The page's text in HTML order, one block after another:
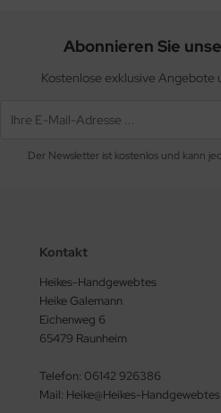
Abonnieren Sie
Kostenlose exklusive
Der Newsletter ist kostenlos und kann
Kontakt
Heikes-Handgewebtes
Heike Galemann
Eichenweg 6
65479 Raunheim
Telefon: 06142 926386
Mail: Heike@Heikes-